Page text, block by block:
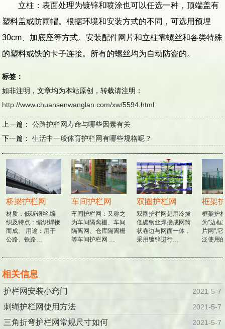
立柱：表面处理为镀锌和喷涂也可以任选一种，顶端盖有
塑料盖或防雨帽。根据环境和安装方式的不同，可选用预埋
30cm、加底座等方式。安装配件网片和立柱靠螺丝和各类特殊
的塑料或铁的卡子连接。所有的螺丝均为自动防盗的。
标签：
如非注明，文章均为本站原创，转载请注明：
http://www.chuansenwanglan.com/xw/5594.html
上一篇：公路护栏网寿命与哪些因素有关
下一篇：生活中一般体育护栏网有哪些规格呢？
桥梁护栏网
材质：低碳钢丝 编
织及特点：编织焊接
而成。 用途：用于
公路、铁路…
车间护栏网
车间护栏网：又称之
为车间隔离栅、车间
隔离网、仓库隔离栅
等车间护栏网 …
双圈护栏网
双圈护栏网是用冷拔
低碳钢丝焊接成网筒
状卷边与网面一体，
采用镀锌进行…
框架
框架护
为"边框
片网",它
泛使用
相关信息
护栏网安装小窍门 2021-5-7
刺绳护栏网使用方法 2021-5-7
三角折弯护栏网常规尺寸如何 2021-5-7